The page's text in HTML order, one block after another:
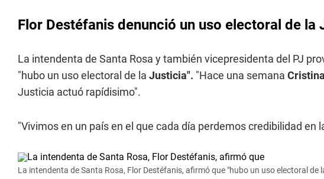
Flor Destéfanis denunció un uso electoral de la
La intendenta de Santa Rosa y también vicepresidenta del PJ
"hubo un uso electoral de la Justicia". "Hace una semana Cristina
Justicia actuó rapídisimo".
"Vivimos en un país en el que cada día perdemos credibilidad en
La intendenta de Santa Rosa, Flor Destéfanis, afirmó que "hubo un uso electoral de